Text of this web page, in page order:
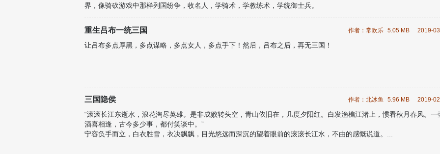
界，像骑砍游戏中那样列国纷争，收名人，学骑术，学教练术，学统御士兵。
重生吕布一统三国 作者：常欢乐 5.05 MB 2019-
让吕布多点厚黑，多点谋略，多点女人，多点手下！然后，吕布之后，再无三国！
三国隐侯 作者：北冰鱼 5.96 MB 2019-
“滚滚长江东逝水，浪花淘尽英雄。是非成败转头空，青山依旧在，几度夕阳红。白发渔樵江渚上，惯看秋月春风。一
酒喜相逢，古今多少事，都付笑谈中。”
宁容负手而立，白衣胜雪，衣决飘飘，目光悠远而深沉的望着眼前的滚滚长江水，不由的感慨说道。...